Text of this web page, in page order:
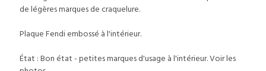
de légères marques de craquelure.
Plaque Fendi embossé à l'intérieur.
État : Bon état - petites marques d'usage à l'intérieur. Voir les